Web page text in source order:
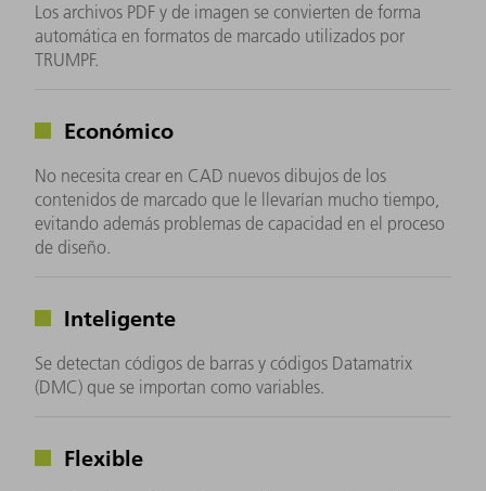
Los archivos PDF y de imagen se convierten de forma
automática en formatos de marcado utilizados por
TRUMPF.
Económico
No necesita crear en CAD nuevos dibujos de los
contenidos de marcado que le llevarían mucho tiempo,
evitando además problemas de capacidad en el proceso
de diseño.
Inteligente
Se detectan códigos de barras y códigos Datamatrix
(DMC) que se importan como variables.
Flexible